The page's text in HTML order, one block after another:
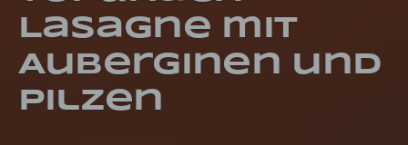
Lasagne mit
Auberginen und
Pilzen